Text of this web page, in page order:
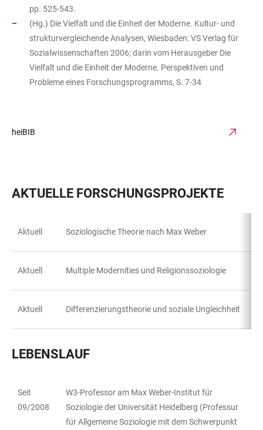
pp. 525-543.
(Hg.) Die Vielfalt und die Einheit der Moderne. Kultur- und
strukturvergleichende Analysen, Wiesbaden: VS Verlag für
Sozialwissenschaften 2006; darin vom Herausgeber Die
Vielfalt und die Einheit der Moderne. Perspektiven und
Probleme eines Forschungsprogramms, S. 7-34
heiBIB
AKTUELLE FORSCHUNGSPROJEKTE
Aktuell Soziologische Theorie nach Max Weber
Aktuell Multiple Modernities und Religionssoziologie
Aktuell Differenzierungstheorie und soziale Ungleichheit
LEBENSLAUF
TABLE
Seit
09/2008
W3-Professor am Max Weber-Institut für
Soziologie der Universität Heidelberg (Professur
für Allgemeine Soziologie mit dem Schwerpunkt